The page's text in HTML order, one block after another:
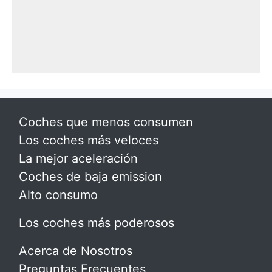
Coches que menos consumen
Los coches más veloces
La mejor aceleración
Coches de baja emission
Alto consumo
Los coches más poderosos
Acerca de Nosotros
Preguntas Frecuentes